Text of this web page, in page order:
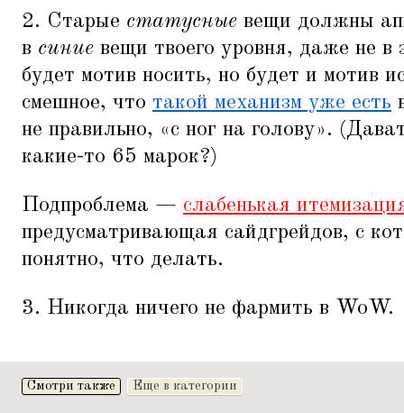
2. Старые статусные вещи должны
в синие вещи твоего уровня, даже не в
будет мотив носить, но будет и мотив
смешное, что такой механизм уже есть
не правильно, «с ног на голову».
какие-то 65 марок?)
Подпроблема — слабенькая
предусматривающая сайдгрейдов, с
понятно, что делать.
3. Никогда ничего не фармить в WoW.
Смотри также Еще в категории